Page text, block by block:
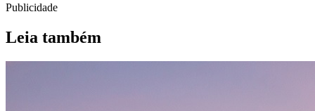
Publicidade
Leia também